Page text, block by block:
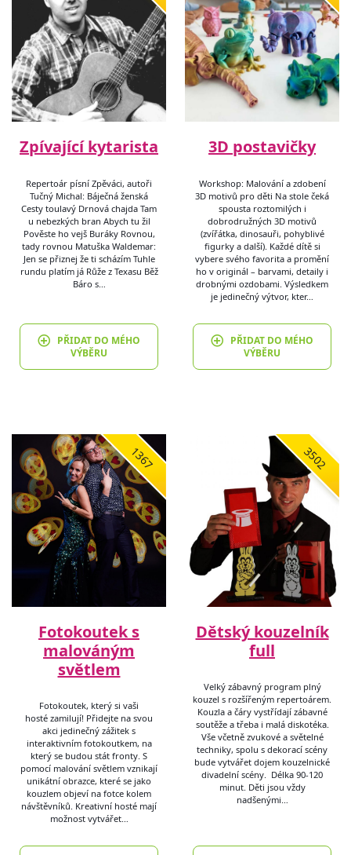
Zpívající kytarista
Repertoár písní Zpěváci, autoři
Tučný Michal: Báječná ženská
Cesty toulavý Drnová chajda Tam
u nebezkých bran Abych tu žil
Pověste ho vejš Buráky Rovnou,
tady rovnou Matuška Waldemar:
Jen se přiznej že ti scházím Tuhle
rundu platím já Růže z Texasu Běž
Báro s…
PŘIDAT DO MÉHO
VÝBĚRU
3D postavičky
Workshop: Malování a zdobení
3D motivů pro děti Na stole čeká
spousta roztomilých i
dobrodružných 3D motivů
(zvířátka, dinosauři, pohyblivé
figurky a další). Každé dítě si
vybere svého favorita a promění
ho v originál – barvami, detaily i
drobnými ozdobami. Výsledkem
je jedinečný výtvor, kter…
PŘIDAT DO MÉHO
VÝBĚRU
1367
Fotokoutek s
malováným
světlem
Fotokoutek, který si vaši
hosté zamilují! Přidejte na svou
akci jedinečný zážitek s
interaktivním fotokoutkem, na
který se budou stát fronty. S
pomocí malování světlem vznikají
unikátní obrazce, které se jako
kouzlem objeví na fotce kolem
návštěvníků. Kreativní hosté mají
možnost vytvářet…
3502
Dětský kouzelník
full
Velký zábavný program plný
kouzel s rozšířeným repertoárem.
Kouzla a čáry vystřídají zábavné
soutěže a třeba i malá diskotéka.
Vše včetně zvukové a světelné
techniky, spolu s dekorací scény
bude vytvářet dojem kouzelnické
divadelní scény. Délka 90-120
minut. Děti jsou vždy
nadšenými…